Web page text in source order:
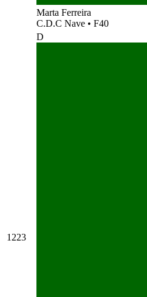
Marta Ferreira
C.D.C Nave • F40
1223
D